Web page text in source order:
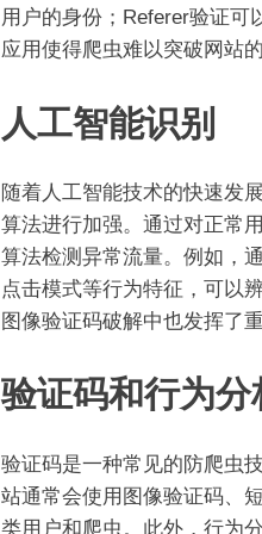
用户的身份；Referer验证可
应用使得爬虫难以突破网站的
人工智能识别
随着人工智能技术的快速发
算法进行加强。通过对正常
算法检测异常流量。例如，
点击模式等行为特征，可以
图像验证码破解中也发挥了
验证码和行为分
验证码是一种常见的防爬虫
站通常会使用图像验证码、
类用户和爬虫。此外，行为